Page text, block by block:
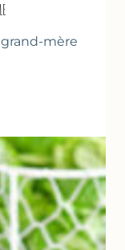
mère